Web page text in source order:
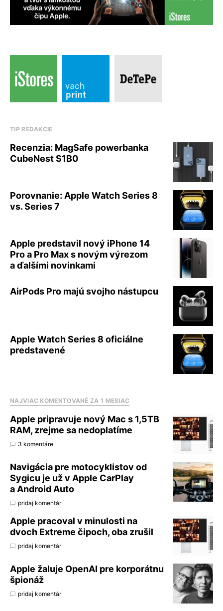
TIP REDAKCIE
Recenzia: MagSafe powerbanka
CubeNest S1B0
Porovnanie: Apple Watch Series 8
vs. Series 7
Apple predstavil nový iPhone 14
Pro a Pro Max s novým výrezom
a ďalšími novinkami
AirPods Pro majú svojho nástupcu
Apple Watch Series 8 oficiálne
predstavené
NAJVIAC KOMENTOVANÉ ZA 1 MESIAC
Apple pripravuje nový Mac s 1,5TB
RAM, zrejme sa nedoplatíme
3 komentáre
Navigácia pre motocyklistov od
Sygicu je už v Apple CarPlay
a Android Auto
pridaj komentár
Apple pracoval v minulosti na
dvoch Extreme čipoch, oba zrušil
pridaj komentár
Apple žaluje OpenAI pre korporátnu
špionáž
pridaj komentár